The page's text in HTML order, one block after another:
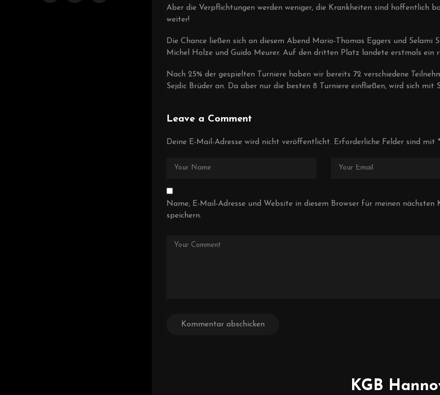
Aber die Verpflichtungen werden weniger, die Krankheiten sind hoffentlich
weiter!
Die Chance ließen sich an diesem Abend Mario-Thomas Eggers und
Michel Holze und Guido Meurer. Auf den dritten Platz landete erstmals ein
Nach 25% der gespielten Turniere haben wir bereits 72 verschiedene
Sejdic Brüder an. Da aber nur die besten 8 Turniere einfließen, wird sich mit
Leave a Comment
Deine E-Mail-Adresse wird nicht veröffentlicht. Erforderliche Felder sind mit
Name, E-Mail-Adresse und Website in diesem Browser für meinen nächsten
speichern.
KGB